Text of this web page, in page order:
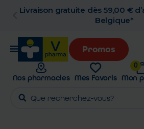
Livraison gratuite dès 59,00 €
Belgique*
Promos
Nos pharmacies Mes favoris
0
Mon